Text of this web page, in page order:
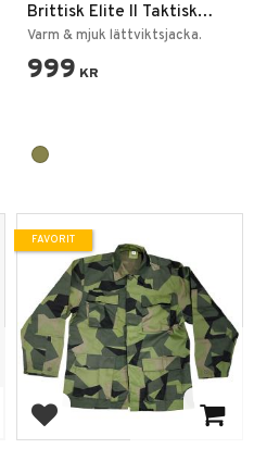
Brittisk Elite II Taktisk
Vinter Jacka Operational
Camo
Varm & mjuk lättviktsjacka.
999 KR
Lägg till i favoriter
FAVORIT